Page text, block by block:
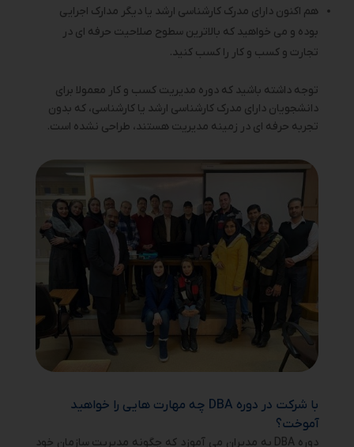
هم اکنون دارای مدرک کارشناسی ارشد یا دیگر مدارک اجرایی
بوده و می خواهید که بالاترین سطوح صلاحیت حرفه ای در
تجارت و کسب و کار را کسب کنید.
توجه داشته باشید که دوره مدیریت کسب و کار معمولا برای
دانشجویان دارای مدرک کارشناسی ارشد یا کارشناسی، که بدون
تجربه حرفه ای در زمینه مدیریت هستند، طراحی نشده است.
با شرکت در دوره DBA چه مهارت هایی را خواهید
آموخت؟
دوره DBA به مدیران می آموزد که چگونه مدیریت سازمان خود